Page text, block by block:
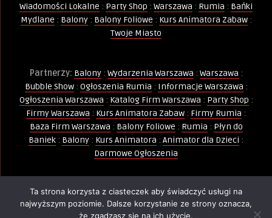
Wiadomości Lokalne : Party Shop : Warszawa : Rumia : Bańki
Mydlane : Balony: Balony Foliowe : Kurs Animatora Zabaw:
Twoje Miasto
Partnerzy: Balony: Wydarzenia Warszawa : Warszawa :
Bubble Show: Ogłoszenia Rumia : Informacje Warszawa :
Ogłoszenia Warszawa : Katalog Firm Warszawa : Party Shop :
Firmy Warszawa : Kurs Animatora Zabaw : Firmy Rumia :
Baza Firm Warszawa : Balony Foliowe : Rumia : Płyn do
Baniek : Balony : Kurs Animatora : Animator dla Dzieci :
Darmowe Ogłoszenia
Wszelkie Prawa Zastrzeżone - Kopiowanie, powielanie i
wykorzystywanie treści, zdjęć, grafik jest zabronione -
Ta strona korzysta z ciasteczek aby świadczyć usługi na
najwyższym poziomie. Dalsze korzystanie ze strony oznacza,
że zgadzasz się na ich użycie.